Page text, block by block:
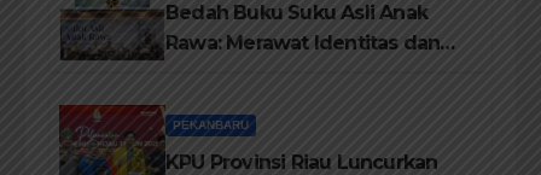
Bedah Buku Suku Asli Anak
Rawa: Merawat Identitas dan
PEKANBARU
KPU Provinsi Riau Luncurkan